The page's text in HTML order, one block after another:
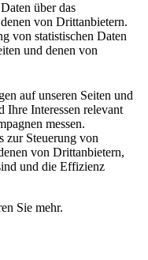
über das
von Drittanbietern.
von statistischen Daten
und denen von
auf unseren Seiten und
Ihre Interessen relevant
messen.
zur Steuerung von
von Drittanbietern,
und die Effizienz
Sie mehr.